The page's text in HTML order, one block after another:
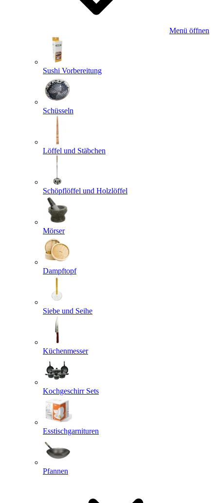
Menü öffnen
Sushi Vorbereitung
Schüsseln
Löffel und Stäbchen
Schöpflöffel und Holzlöffel
Mörser
Dampftopf
Siebe und Seihe
Küchenmesser
Kochgeschirr Sets
Esstischgarnituren
Pfannen